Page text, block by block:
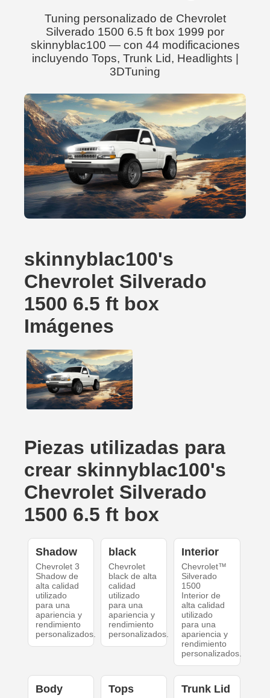
Tuning personalizado de Chevrolet
Silverado 1500 6.5 ft box 1999 por
skinnyblac100 — con 44 modificaciones
incluyendo Tops, Trunk Lid, Headlights |
3DTuning
skinnyblac100's
Chevrolet Silverado
1500 6.5 ft box
Imágenes
Piezas utilizadas para
crear skinnyblac100's
Chevrolet Silverado
1500 6.5 ft box
Shadow
Chevrolet 3
Shadow de
alta calidad
utilizado
para una
apariencia y
rendimiento
personalizados.
black
Chevrolet
black de alta
calidad
utilizado
para una
apariencia y
rendimiento
personalizados.
Interior
Chevrolet™
Silverado
1500
Interior de
alta calidad
utilizado
para una
apariencia y
rendimiento
personalizados.
Body Tops Trunk Lid